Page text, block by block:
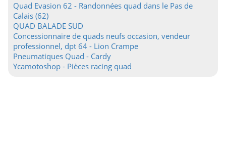
Quad Evasion 62 - Randonnées quad dans le Pas de
Calais (62)
QUAD BALADE SUD
Concessionnaire de quads neufs occasion, vendeur
professionnel, dpt 64 - Lion Crampe
Pneumatiques Quad - Cardy
Ycamotoshop - Pièces racing quad